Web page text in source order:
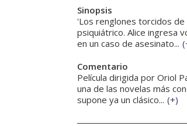
Sinopsis
'Los renglones torcidos de
psiquiátrico. Alice ingresa
en un caso de asesinato... (
Comentario
Película dirigida por Oriol
una de las novelas más
supone ya un clásico... (+)